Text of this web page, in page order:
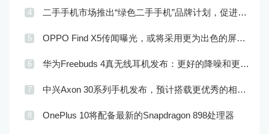
4 二手手机市场推出“绿色二手手机”品牌计划，促进市场品牌化
5 OPPO Find X5传闻曝光，或将采用更为出色的屏幕和实用功能
6 华为Freebuds 4真无线耳机发布：更好的降噪和更完美的音效
7 中兴Axon 30系列手机发布，预计搭载更优秀的相机系统和处理器
8 OnePlus 10将配备最新的Snapdragon 898处理器